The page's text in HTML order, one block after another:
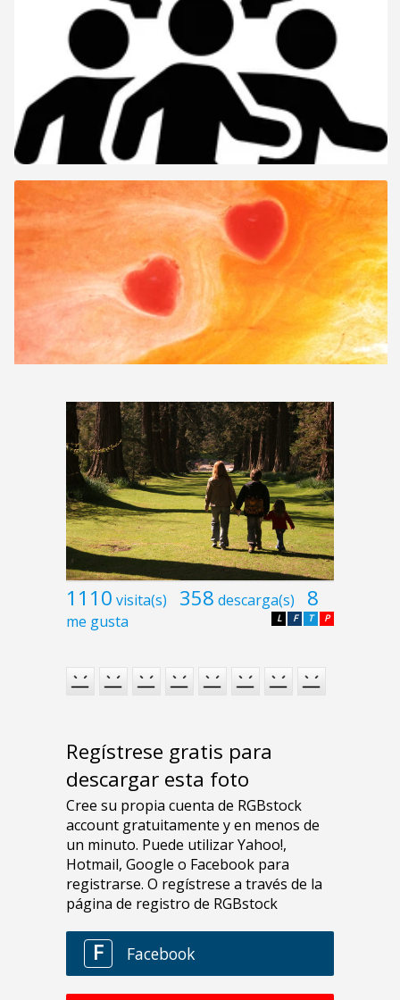
1110 visita(s) 358 descarga(s) 8
me gusta P
T
F
L
Regístrese gratis para
descargar esta foto